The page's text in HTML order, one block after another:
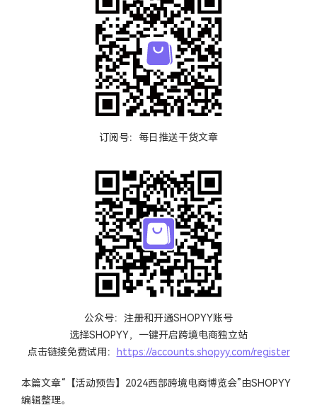
订阅号：每日推送干货文章
公众号：注册和开通SHOPYY账号
选择SHOPYY，一键开启跨境电商独立站
点击链接免费试用：
https://accounts.shopyy.com/register
本篇文章“【活动预告】2024西部跨境电商博览会”由SHOPYY
编辑整理。